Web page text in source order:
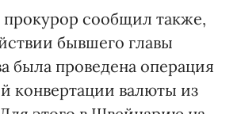
сообщил также,
бывшего главы
была проведена операция
конвертации валюты из